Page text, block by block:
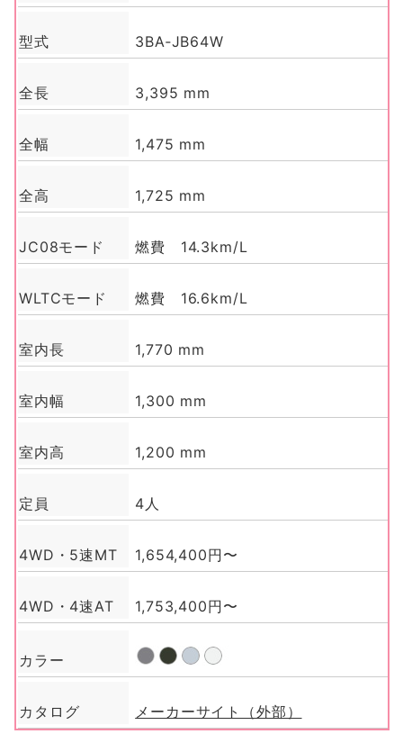
型式 3BA‑JB64W
全長 3,395 mm
全幅 1,475 mm
全高 1,725 mm
JC08モード 燃費 14.3km/L
WLTCモード 燃費 16.6km/L
室内長 1,770 mm
室内幅 1,300 mm
室内高 1,200 mm
定員 4人
4WD・5速MT 1,654,400円〜
4WD・4速AT 1,753,400円〜
カラー
カタログ メーカーサイト（外部）